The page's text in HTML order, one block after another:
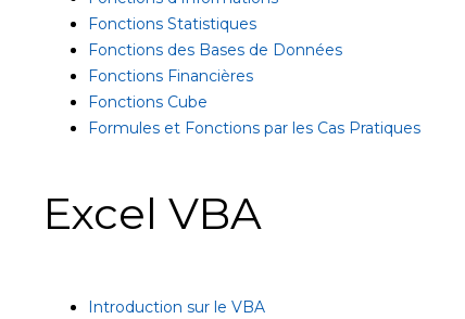
Fonctions Statistiques
Fonctions des Bases de Données
Fonctions Financières
Fonctions Cube
Formules et Fonctions par les Cas Pratiques
Excel VBA
Introduction sur le VBA